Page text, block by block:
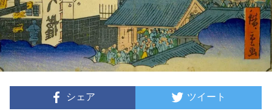
シェア ツイート